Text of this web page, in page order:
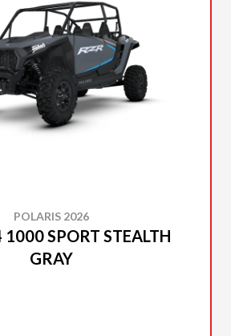
POLARIS 2026
1000 SPORT STEALTH
GRAY